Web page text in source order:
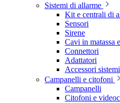
Sistemi di allarme
Kit e centrali di
Sensori
Sirene
Cavi in matassa
Connettori
Adattatori
Accessori
Campanelli e citofoni
Campanelli
Citofoni e